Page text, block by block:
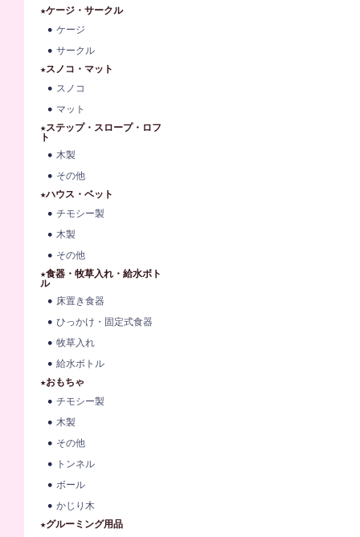
★ケージ・サークル
ケージ
サークル
★スノコ・マット
スノコ
マット
★ステップ・スロープ・ロフ
ト
木製
その他
★ハウス・ベット
チモシー製
木製
その他
★食器・牧草入れ・給水ボト
ル
床置き食器
ひっかけ・固定式食器
牧草入れ
給水ボトル
★おもちゃ
チモシー製
木製
その他
トンネル
ボール
かじり木
★グルーミング用品